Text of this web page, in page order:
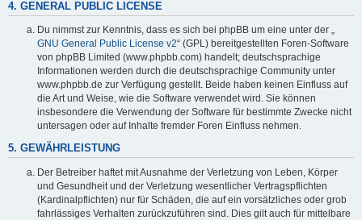
4. GENERAL PUBLIC LICENSE
Du nimmst zur Kenntnis, dass es sich bei phpBB um eine unter der „
GNU General Public License v2“ (GPL) bereitgestellten Foren-Software
von phpBB Limited (www.phpbb.com) handelt; deutschsprachige
Informationen werden durch die deutschsprachige Community unter
www.phpbb.de zur Verfügung gestellt. Beide haben keinen Einfluss auf
die Art und Weise, wie die Software verwendet wird. Sie können
insbesondere die Verwendung der Software für bestimmte Zwecke nicht
untersagen oder auf Inhalte fremder Foren Einfluss nehmen.
5. GEWÄHRLEISTUNG
Der Betreiber haftet mit Ausnahme der Verletzung von Leben, Körper
und Gesundheit und der Verletzung wesentlicher Vertragspflichten
(Kardinalpflichten) nur für Schäden, die auf ein vorsätzliches oder grob
fahrlässiges Verhalten zurückzuführen sind. Dies gilt auch für mittelbare